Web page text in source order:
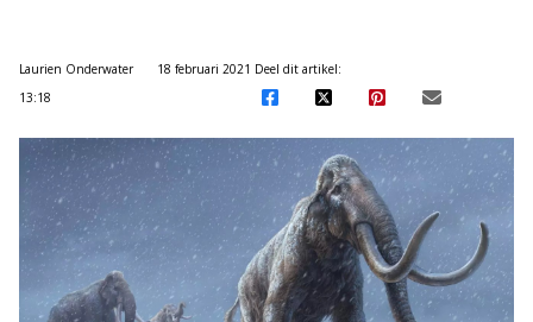
Laurien Onderwater
18 februari 2021
13:18
Deel dit artikel: